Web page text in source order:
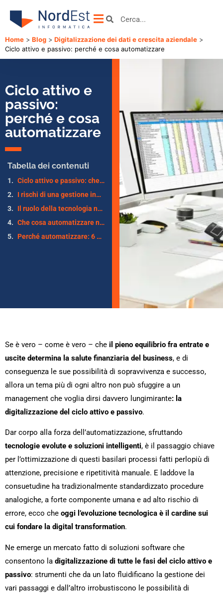
Home > Blog > Digitalizzazione dei dati e crescita aziendale >
Ciclo attivo e passivo: perché e cosa automatizzare
Ciclo attivo e
passivo:
perché e cosa
automatizzare
Tabella dei contenuti
Ciclo attivo e passivo: che cosa sono
I rischi di una gestione inefficiente dei processi di ciclo attivo e passivo
Il ruolo della tecnologia nella gestione del ciclo attivo e passivo
Che cosa automatizzare nelle fasi di gestione del ciclo attivo e passivo?
Perché automatizzare: 6 vantaggi per un’amministrazione intelligente
Se è vero – come è vero – che il pieno equilibrio fra entrate e
uscite determina la salute finanziaria del business, e di
conseguenza le sue possibilità di sopravvivenza e successo,
allora un tema più di ogni altro non può sfuggire a un
management che voglia dirsi davvero lungimirante: la
digitalizzazione del ciclo attivo e passivo.
Dar corpo alla forza dell’automatizzazione, sfruttando
tecnologie evolute e soluzioni intelligenti, è il passaggio chiave
per l’ottimizzazione di questi basilari processi fatti perlopiù di
attenzione, precisione e ripetitività manuale. E laddove la
consuetudine ha tradizionalmente standardizzato procedure
analogiche, a forte componente umana e ad alto rischio di
errore, ecco che oggi l’evoluzione tecnologica è il cardine sui
cui fondare la digital transformation.
Ne emerge un mercato fatto di soluzioni software che
consentono la digitalizzazione di tutte le fasi del ciclo attivo e
passivo: strumenti che da un lato fluidificano la gestione dei
vari passaggi e dall’altro irrobustiscono le possibilità di